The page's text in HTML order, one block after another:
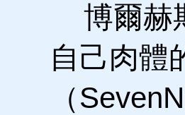
博爾赫
自己肉體
（